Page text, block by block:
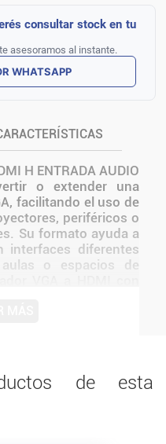
consultar stock en tu
asesoramos al instante.
WHATSAPP
H ENTRADA AUDIO
o extender una
facilitando el uso de
periféricos o
Su formato ayuda a
interfaces diferentes
o espacios de
computadoras,
o pantallas
de esta